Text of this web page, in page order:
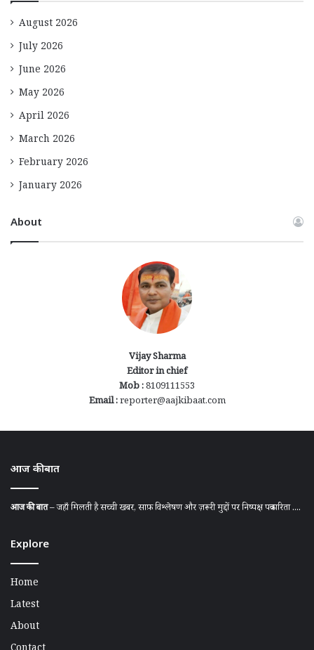
August 2026
July 2026
June 2026
May 2026
April 2026
March 2026
February 2026
January 2026
About
Vijay Sharma
Editor in chief
Mob :8109111553
Email :reporter@aajkibaat.com
आज की बात
आज की बात– जहाँ मिलती है सच्ची खबर, साफ़ विश्लेषण और ज़रूरी मुद्दों पर निष्पक्ष पत्रकारिता ....
Explore
Home
Latest
About